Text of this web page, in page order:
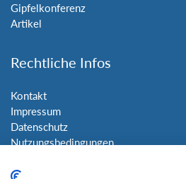
Gipfelkonferenz
Artikel
Rechtliche Infos
Kontakt
Impressum
Datenschutz
Nutzungsbedingungen